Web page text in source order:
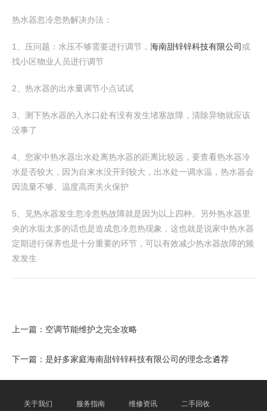
热水器忽冷忽热解决办法：
1、压问题：水压不够需要进行调节， 海南甜锌锌科技有限公司或
找小区物业人员进行调节
2、热水器的出水量调节小点试试
3、测下热水器的入水口处有没有发生堵塞故障，清除异物就应该
没事了
4、您家中热水器出水处离热水器的距离比较远，要查看热水器冷
水是否较大，因为自来水没开到较大，出水处一调水温，热水器会
因流量不够、温度高而关火保护
5、见热水器发生忽冷忽热故障就是因为以上四种。另外热水器里
央的水垢太多的话也是造成忽冷忽热现象，这也就是说家中热水器
定期进行保养也是十分重要的环节，可以有效减少热水器故障的频
发发生
上一篇： 空调节能维护之完全攻略
下一篇： 是好多家庭海南甜锌锌科技有限公司的理念念遴荐
关于我们 服务指南 维修资讯 二手回收